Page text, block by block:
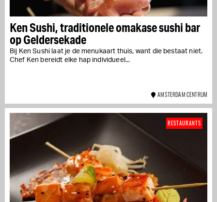
Ken Sushi, traditionele omakase sushi bar
op Geldersekade
Bij Ken Sushi laat je de menukaart thuis, want die bestaat niet.
Chef Ken bereidt elke hap individueel...
AMSTERDAM CENTRUM
RESTAURANTS